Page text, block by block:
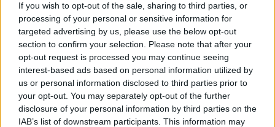
If you wish to opt-out of the sale, sharing to third parties, or
processing of your personal or sensitive information for
targeted advertising by us, please use the below opt-out
section to confirm your selection. Please note that after your
opt-out request is processed you may continue seeing
interest-based ads based on personal information utilized by
us or personal information disclosed to third parties prior to
your opt-out. You may separately opt-out of the further
disclosure of your personal information by third parties on the
IAB’s list of downstream participants. This information may
demonstranty
27.9.2000 16:50 | PRAHA (ČIA)
Stovky telefonátů a e-mailů od občanů z celé republiky,
vyjadřujících svou podporu, poděkování a uznání příslušníkům
policie, kteří v průběhu úterního dne chránili veřejný pořádek v
pražských ulicích, přijalo od včerejšího večera Komunikační
centrum ministerstva vnitra a policie. Lidé zároveň vyjadřovali
solidaritu s policisty, zraněnými při střetech s násilnými aktivisty a
přimlouvali se i za tvrdší postup policie. ČIA o tom informovala
tisková mluvčí ministerstva vnitra, Gabriela Bártíková.